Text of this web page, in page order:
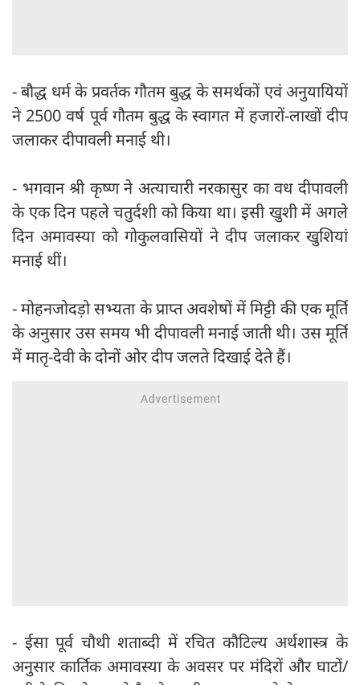
- बौद्ध धर्म के प्रवर्तक गौतम बुद्ध के समर्थकों एवं अनुयायियों
ने 2500 वर्ष पूर्व गौतम बुद्ध के स्वागत में हजारों-लाखों दीप
जलाकर दीपावली मनाई थी।
- भगवान श्री कृष्ण ने अत्याचारी नरकासुर का वध दीपावली
के एक दिन पहले चतुर्दशी को किया था। इसी खुशी में अगले
दिन अमावस्या को गोकुलवासियों ने दीप जलाकर खुशियां
मनाई थीं।
- मोहनजोदड़ो सभ्यता के प्राप्त अवशेषों में मिट्टी की एक मूर्ति
के अनुसार उस समय भी दीपावली मनाई जाती थी। उस मूर्ति
में मातृ-देवी के दोनों ओर दीप जलते दिखाई देते हैं।
- ईसा पूर्व चौथी शताब्दी में रचित कौटिल्य अर्थशास्त्र के
अनुसार कार्तिक अमावस्या के अवसर पर मंदिरों और घाटों/